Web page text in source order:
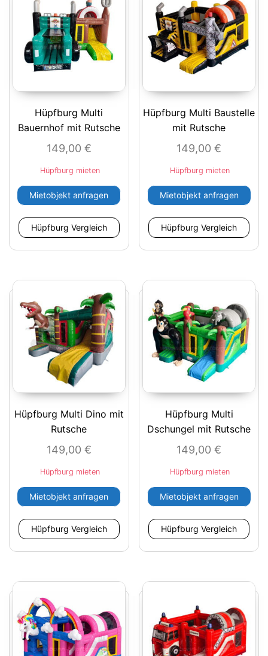
Hüpfburg Multi
Bauernhof mit Rutsche
149,00 €
Hüpfburg mieten
Mietobjekt anfragen
Hüpfburg Vergleich
Hüpfburg Multi Baustelle
mit Rutsche
149,00€
Hüpfburg mieten
Mietobjekt anfragen
Hüpfburg Vergleich
Hüpfburg Multi Dino mit
Rutsche
149,00 €
Hüpfburg mieten
Mietobjekt anfragen
Hüpfburg Vergleich
Hüpfburg Multi
Dschungel mit Rutsche
149,00€
Hüpfburg mieten
Mietobjekt anfragen
Hüpfburg Vergleich